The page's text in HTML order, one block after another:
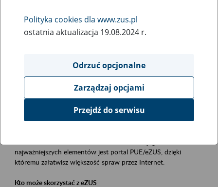
Rodzaj wydarzenia
Szkolenia
Obszar merytoryczny
obsługa klientów
Opis wydarzenia
Platforma Usług Elektronicznych ZUS eZUS
najważniejszych elementów jest portal PUE/eZUS, dzięki
któremu załatwisz większość spraw przez Internet.
Kto może skorzystać z eZUS
Polityka cookies dla www.zus.pl
ostatnia aktualizacja 19.08.2024 r.
Odrzuć opcjonalne
Zarządzaj opcjami
Przejdź do serwisu